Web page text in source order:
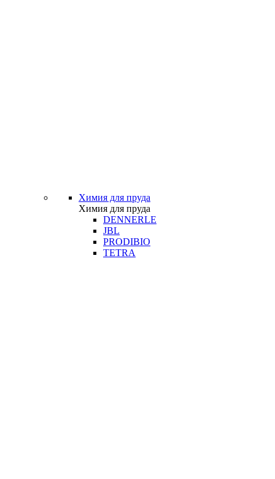
Химия для пруда
Химия для пруда
DENNERLE
JBL
PRODIBIO
TETRA